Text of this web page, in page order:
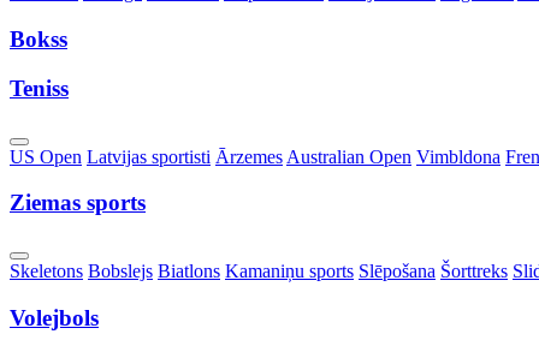
Bokss
Teniss
Toggle
Dropdown
US Open Latvijas sportisti Ārzemes Australian Open Vimbldona
Ziemas sports
Toggle
Dropdown
Skeletons Bobslejs Biatlons Kamaniņu sports Slēpošana Šorttreks
Volejbols